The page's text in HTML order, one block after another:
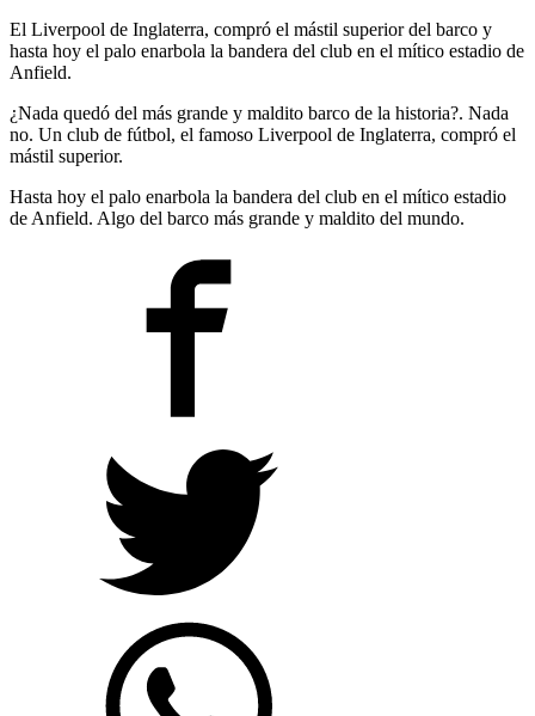
El Liverpool de Inglaterra, compró el mástil superior del barco y
hasta hoy el palo enarbola la bandera del club en el mítico estadio de
Anfield.
¿Nada quedó del más grande y maldito barco de la historia?. Nada
no. Un club de fútbol, el famoso Liverpool de Inglaterra, compró el
mástil superior.
Hasta hoy el palo enarbola la bandera del club en el mítico estadio
de Anfield. Algo del barco más grande y maldito del mundo.